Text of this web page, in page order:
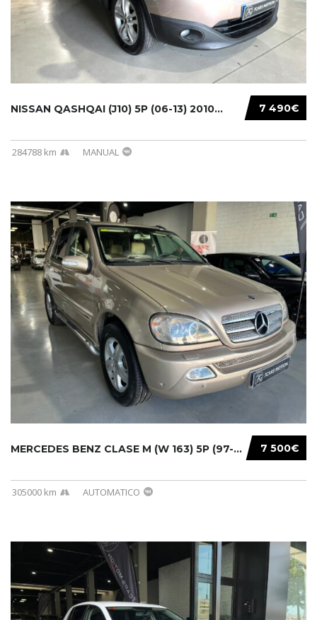
7 490€
NISSAN QASHQAI (J10) 5P (06-13) 2010...
284788 km MANUAL
7 500€
MERCEDES BENZ CLASE M (W 163) 5P (97-05) 200...
305000 km AUTOMATICO